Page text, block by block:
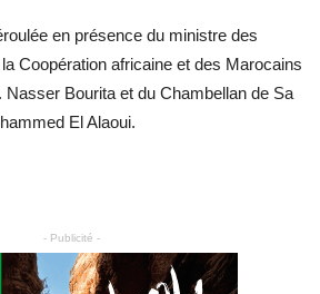
en présence du ministre des
Coopération africaine et des Marocains
Nasser Bourita et du Chambellan de Sa
El Alaoui.
- Publicité -